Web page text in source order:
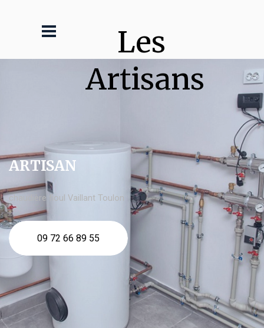
Les
Artisans
ARTISAN
chaudière fioul Vaillant Toulon
09 72 66 89 55